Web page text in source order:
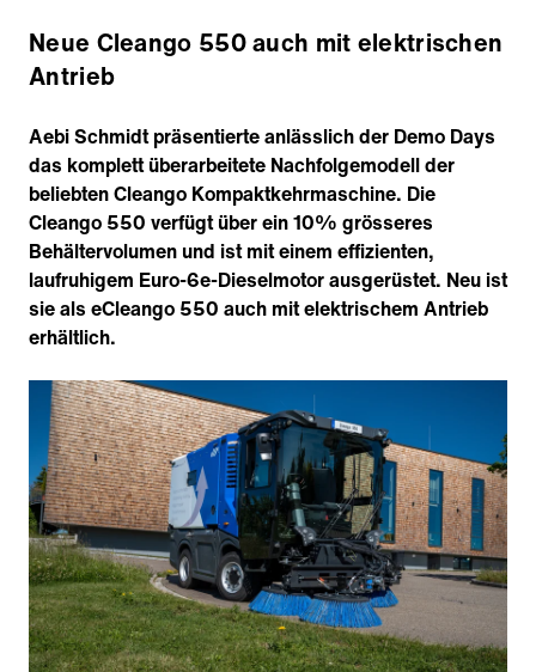
Neue Cleango 550 auch mit elektrischen
Antrieb
Aebi Schmidt präsentierte anlässlich der Demo Days
das komplett überarbeitete Nachfolgemodell der
beliebten Cleango Kompaktkehrmaschine. Die
Cleango 550 verfügt über ein 10% grösseres
Behältervolumen und ist mit einem effizienten,
laufruhigem Euro-6e-Dieselmotor ausgerüstet. Neu ist
sie als eCleango 550 auch mit elektrischem Antrieb
erhältlich.